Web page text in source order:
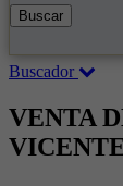
Buscar
Buscador
VENTA